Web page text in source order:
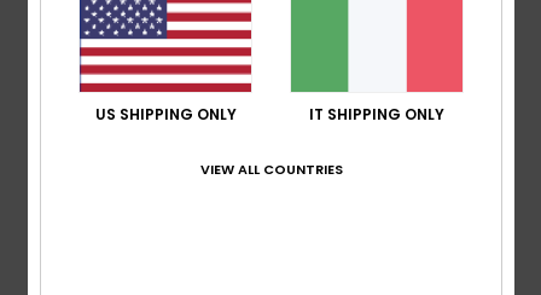
5
US SHIPPING ONLY IT SHIPPING ONLY
VIEW ALL COUNTRIES